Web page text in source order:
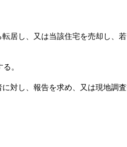
し、又は当該住宅を売却し、若
。
対し、報告を求め、又は現地調